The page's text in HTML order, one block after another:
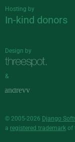
Hosting by
In-kind donors
Design by
&
© 2005-2026 Django
a registered trademark of